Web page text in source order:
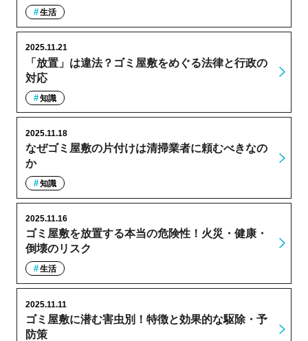
生活
「放置」は違法？ゴミ屋敷をめぐる法律と行政の
対応
2025.11.21
知識
なぜゴミ屋敷の片付けは清掃業者に頼むべきなの
か
2025.11.18
知識
ゴミ屋敷を放置する本当の危険性！火災・健康・
倒壊のリスク
2025.11.16
生活
ゴミ屋敷に潜む害虫別！特徴と効果的な駆除・予
防策
2025.11.11